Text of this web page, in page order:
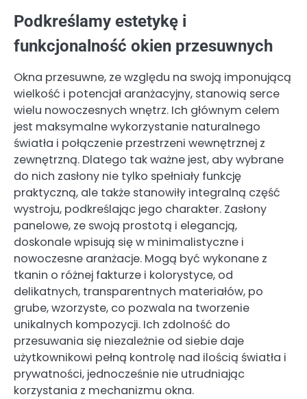
Podkreślamy estetykę i
funkcjonalność okien przesuwnych
Okna przesuwne, ze względu na swoją imponującą
wielkość i potencjał aranżacyjny, stanowią serce
wielu nowoczesnych wnętrz. Ich głównym celem
jest maksymalne wykorzystanie naturalnego
światła i połączenie przestrzeni wewnętrznej z
zewnętrzną. Dlatego tak ważne jest, aby wybrane
do nich zasłony nie tylko spełniały funkcję
praktyczną, ale także stanowiły integralną część
wystroju, podkreślając jego charakter. Zasłony
panelowe, ze swoją prostotą i elegancją,
doskonale wpisują się w minimalistyczne i
nowoczesne aranżacje. Mogą być wykonane z
tkanin o różnej fakturze i kolorystyce, od
delikatnych, transparentnych materiałów, po
grube, wzorzyste, co pozwala na tworzenie
unikalnych kompozycji. Ich zdolność do
przesuwania się niezależnie od siebie daje
użytkownikowi pełną kontrolę nad ilością światła i
prywatności, jednocześnie nie utrudniając
korzystania z mechanizmu okna.